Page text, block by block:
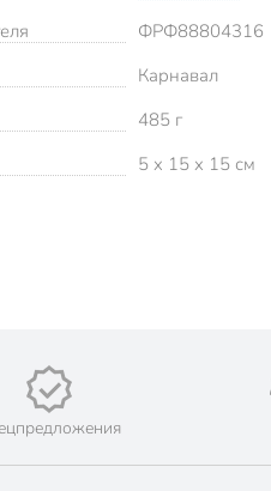
ФРФ88804316
Карнавал
485 г
5 x 15 x 15 см